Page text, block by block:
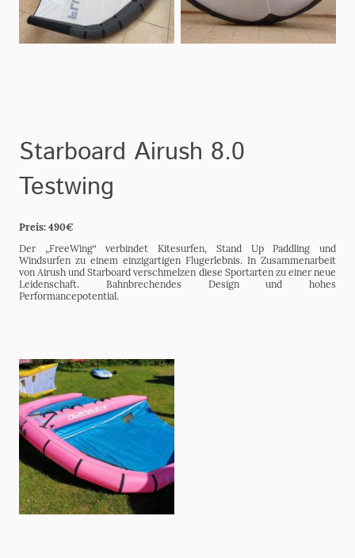
Starboard Airush 8.0
Testwing
Preis: 490€
Der „FreeWing“ verbindet Kitesurfen, Stand Up Paddling und
Windsurfen zu einem einzigartigen Flugerlebnis. In Zusammenarbeit
von Airush und Starboard verschmelzen diese Sportarten zu einer neue
Leidenschaft. Bahnbrechendes Design und hohes
Performancepotential.